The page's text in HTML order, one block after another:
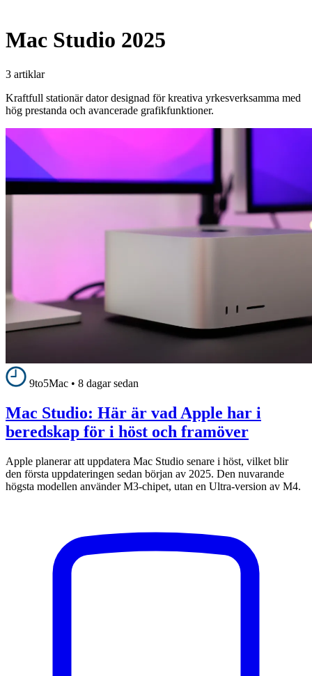
Mac Studio 2025
3 artiklar
Kraftfull stationär dator designad för kreativa yrkesverksamma med
hög prestanda och avancerade grafikfunktioner.
9to5Mac • 8 dagar sedan
Mac Studio: Här är vad Apple har i
beredskap för i höst och framöver
Apple planerar att uppdatera Mac Studio senare i höst, vilket blir
den första uppdateringen sedan början av 2025. Den nuvarande
högsta modellen använder M3-chipet, utan en Ultra-version av M4.